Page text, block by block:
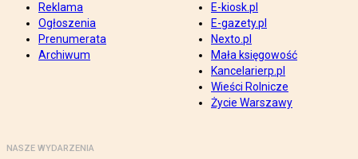
Reklama
Ogłoszenia
Prenumerata
Archiwum
E-kiosk.pl
E-gazety.pl
Nexto.pl
Mała księgowość
Kancelarierp.pl
Wieści Rolnicze
Życie Warszawy
NASZE WYDARZENIA